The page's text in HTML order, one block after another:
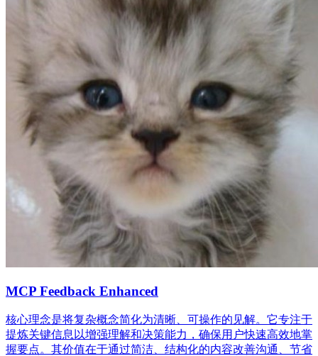
MCP Feedback Enhanced
核心理念是将复杂概念简化为清晰、可操作的见解。它专注于
提炼关键信息以增强理解和决策能力，确保用户快速高效地掌
握要点。其价值在于通过简洁、结构化的内容改善沟通、节省